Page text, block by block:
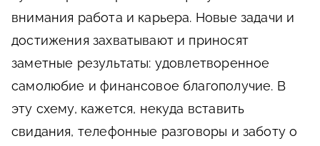
внимания работа и карьера. Новые задачи и
достижения захватывают и приносят
заметные результаты: удовлетворенное
самолюбие и финансовое благополучие. В
эту схему, кажется, некуда вставить
свидания, телефонные разговоры и заботу о